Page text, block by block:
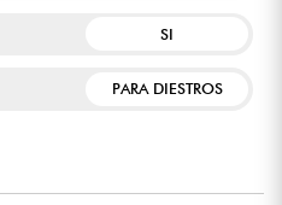
SI
PARA DIESTROS